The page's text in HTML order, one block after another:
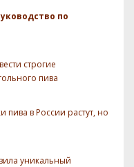
по
строгие
пива
пива в России растут, но
уникальный